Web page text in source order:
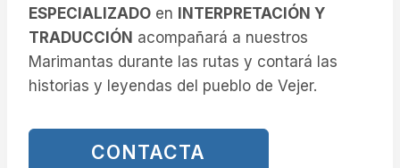
ESPECIALIZADO en
INTERPRETACIÓN Y
TRADUCCIÓN acompañará a nuestros
Marimantas durante las rutas y contará las
historias y leyendas del pueblo de Vejer.
CONTACTA